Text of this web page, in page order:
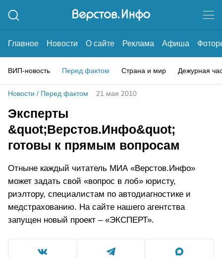
Главное Новости О сайте Реклама Афиша
ВИП-новость Перед фактом Страна и мир Дежурная
Новости / Перед фактом 21 мая 2010
Эксперты
&quot;Верстов.Инфо&quot;
готовы к прямым вопросам
Отныне каждый читатель МИА «Верстов.Инфо»
может задать свой «вопрос в лоб» юристу,
риэлтору, специалистам по автодиагностике и
медстрахованию. На сайте нашего агентства
запущен новый проект – «ЭКСПЕРТ».